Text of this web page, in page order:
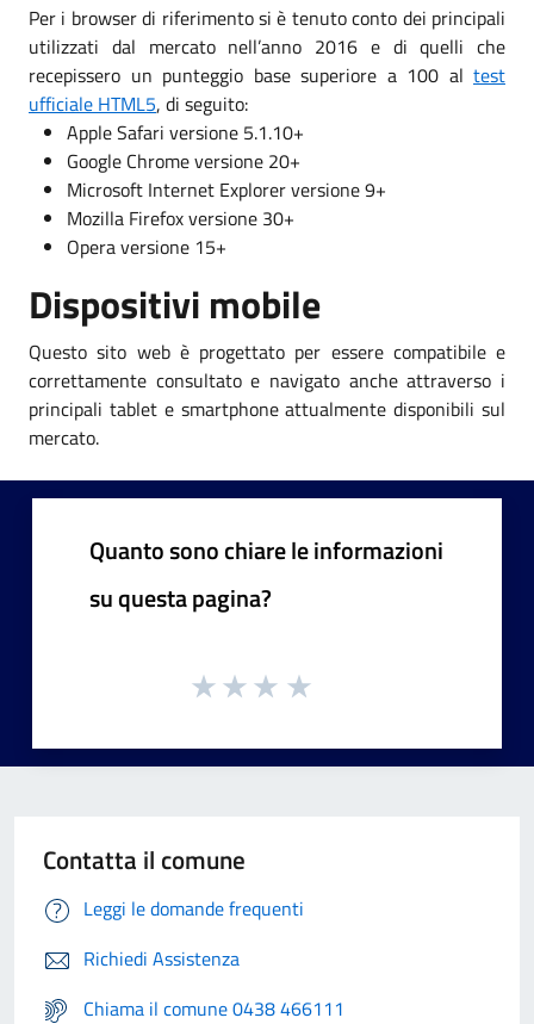
Per i browser di riferimento si è tenuto conto dei principali
utilizzati dal mercato nell’anno 2016 e di quelli che
recepissero un punteggio base superiore a 100 al test
ufficiale HTML5, di seguito:
Apple Safari versione 5.1.10+
Google Chrome versione 20+
Microsoft Internet Explorer versione 9+
Mozilla Firefox versione 30+
Opera versione 15+
Dispositivi mobile
Questo sito web è progettato per essere compatibile e
correttamente consultato e navigato anche attraverso i
principali tablet e smartphone attualmente disponibili sul
mercato.
Quanto sono chiare le informazioni
su questa pagina?
Contatta il comune
Leggi le domande frequenti
Richiedi Assistenza
Chiama il comune 0438 466111